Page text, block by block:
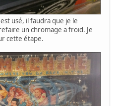
usé, il faudra que je le
un chromage a froid. Je
cette étape.